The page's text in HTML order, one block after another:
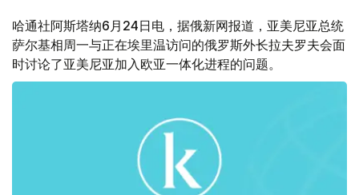
哈通社阿斯塔纳6月24日电，据俄新网报道，亚美尼亚总统
萨尔基相周一与正在埃里温访问的俄罗斯外长拉夫罗夫会面
时讨论了亚美尼亚加入欧亚一体化进程的问题。